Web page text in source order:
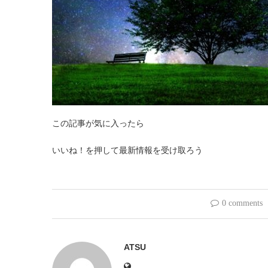
この記事が気に入ったら
いいね！を押して最新情報を受け取ろう
0 comments
ATSU